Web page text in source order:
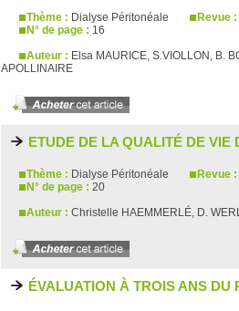
Thème : Dialyse Péritonéale Revue :
N° de page : 16
Auteur : Elsa MAURICE, S.VIOLLON, B.
APOLLINAIRE
ETUDE DE LA QUALITÉ DE VIE
Thème : Dialyse Péritonéale Revue :
N° de page : 20
Auteur : Christelle HAEMMERLÉ, D.
ÉVALUATION À TROIS ANS